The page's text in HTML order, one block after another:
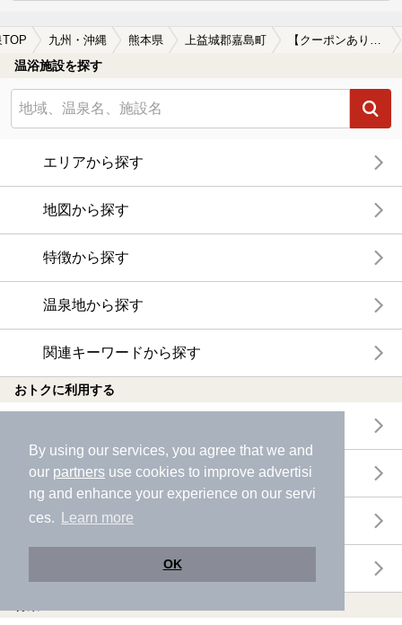
By using our services, you agree that we and
our partners use cookies to improve advertisi
ng and enhance your experience on our servi
ces.
Learn more
OK
TOP 九州・沖縄 熊本県 上益城郡嘉島町
温浴施設を探す
エリアから探す
地図から探す
特徴から探す
温泉地から探す
関連キーワードから探す
おトクに利用する
クーポンが利用できる施設一覧
おすすめ電子チケット・クーポン一覧
今月の新着電子チケット・クーポン一覧